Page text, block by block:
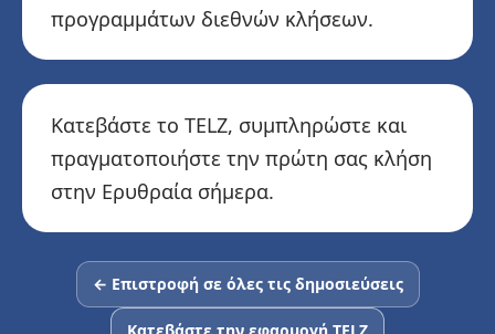
προγραμμάτων διεθνών κλήσεων.
Κατεβάστε το TELZ, συμπληρώστε και
πραγματοποιήστε την πρώτη σας κλήση
στην Ερυθραία σήμερα.
← Επιστροφή σε όλες τις δημοσιεύσεις